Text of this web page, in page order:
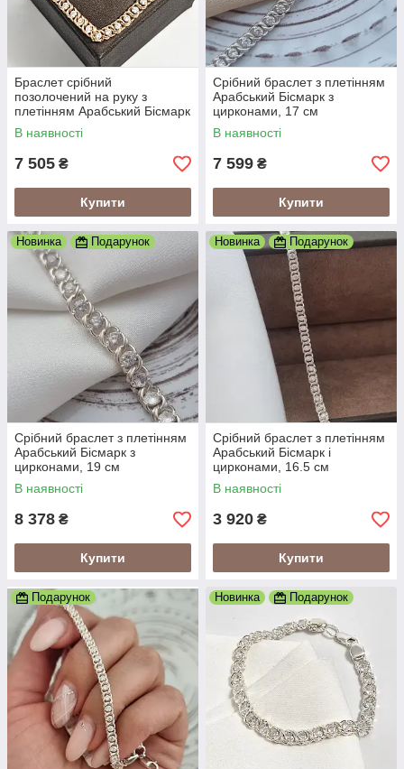
Браслет срібний
позолочений на руку з
плетінням Арабський Бісмарк
і фіанітами
В наявності
7 505 ₴
Купити
Срібний браслет з плетінням
Арабський Бісмарк з
цирконами, 17 см
В наявності
7 599 ₴
Купити
Новинка Подарунок
Срібний браслет з плетінням
Арабський Бісмарк з
цирконами, 19 см
В наявності
8 378 ₴
Купити
Новинка Подарунок
Срібний браслет з плетінням
Арабський Бісмарк і
цирконами, 16.5 см
В наявності
3 920 ₴
Купити
Подарунок Новинка Подарунок